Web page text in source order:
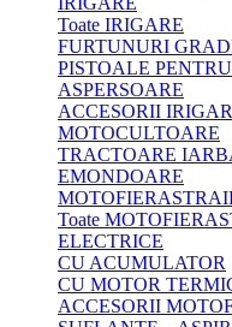
Toate IRIGARE
FURTUNURI
PISTOALE
ASPERSOARE
ACCESORII
MOTOCULTOARE
TRACTOARE
EMONDOARE
Toate
ELECTRICE
CU ACUMULATOR
CU MOTOR
ACCESORII